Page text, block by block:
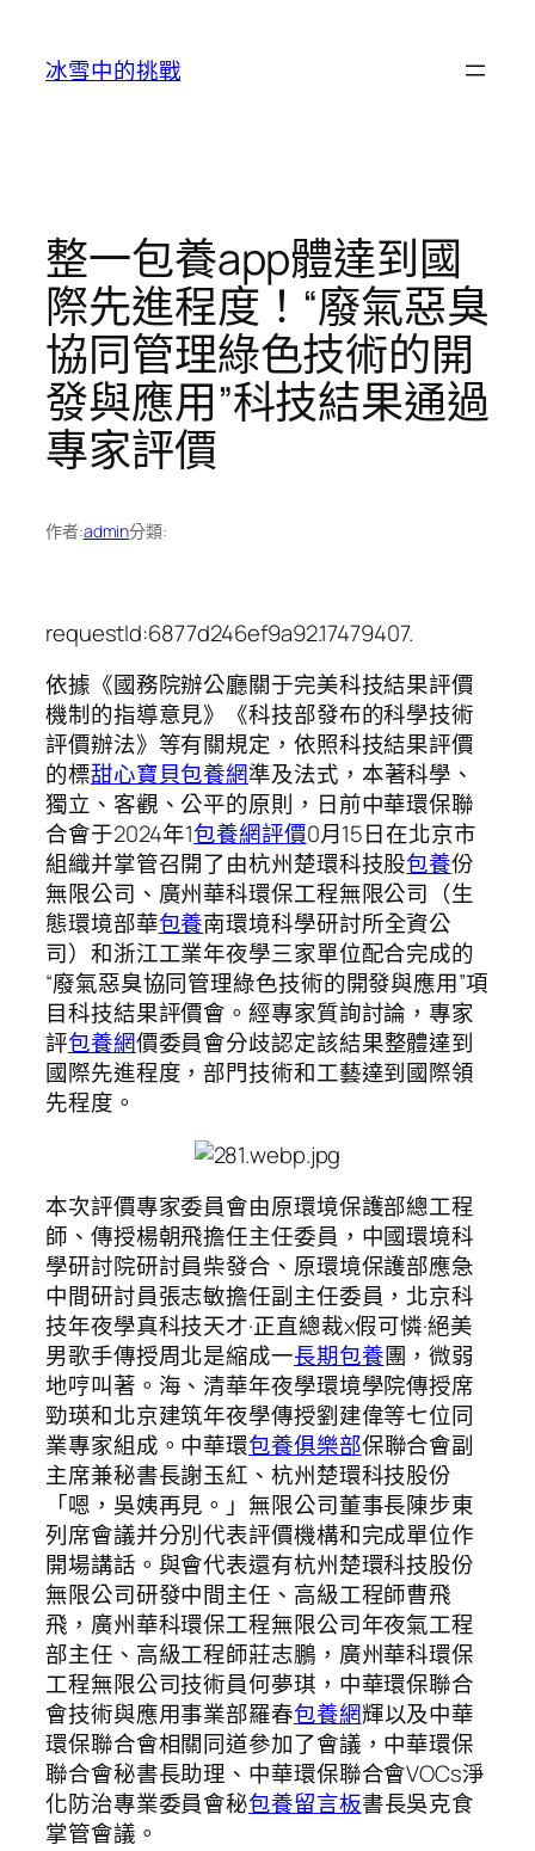
冰雪中的挑戰
整一包養app體達到國
際先進程度！“廢氣惡臭
協同管理綠色技術的開
發與應用”科技結果通過
專家評價
作者:admin分類:
requestId:6877d246ef9a92.17479407.
依據《國務院辦公廳關于完美科技結果評價
機制的指導意見》《科技部發布的科學技術
評價辦法》等有關規定，依照科技結果評價
的標甜心寶貝包養網準及法式，本著科學、
獨立、客觀、公平的原則，日前中華環保聯
合會于2024年1包養網評價0月15日在北京市
組織并掌管召開了由杭州楚環科技股包養份
無限公司、廣州華科環保工程無限公司（生
態環境部華包養南環境科學研討所全資公
司）和浙江工業年夜學三家單位配合完成的
“廢氣惡臭協同管理綠色技術的開發與應用”項
目科技結果評價會。經專家質詢討論，專家
評包養網價委員會分歧認定該結果整體達到
國際先進程度，部門技術和工藝達到國際領
先程度。
本次評價專家委員會由原環境保護部總工程
師、傳授楊朝飛擔任主任委員，中國環境科
學研討院研討員柴發合、原環境保護部應急
中間研討員張志敏擔任副主任委員，北京科
技年夜學真科技天才·正直總裁x假可憐·絕美
男歌手傳授周北是縮成一長期包養團，微弱
地哼叫著。海、清華年夜學環境學院傳授席
勁瑛和北京建筑年夜學傳授劉建偉等七位同
業專家組成。中華環包養俱樂部保聯合會副
主席兼秘書長謝玉紅、杭州楚環科技股份
「嗯，吳姨再見。」無限公司董事長陳步東
列席會議并分別代表評價機構和完成單位作
開場講話。與會代表還有杭州楚環科技股份
無限公司研發中間主任、高級工程師曹飛
飛，廣州華科環保工程無限公司年夜氣工程
部主任、高級工程師莊志鵬，廣州華科環保
工程無限公司技術員何夢琪，中華環保聯合
會技術與應用事業部羅春包養網輝以及中華
環保聯合會相關同道參加了會議，中華環保
聯合會秘書長助理、中華環保聯合會VOCs淨
化防治專業委員會秘包養留言板書長吳克食
掌管會議。